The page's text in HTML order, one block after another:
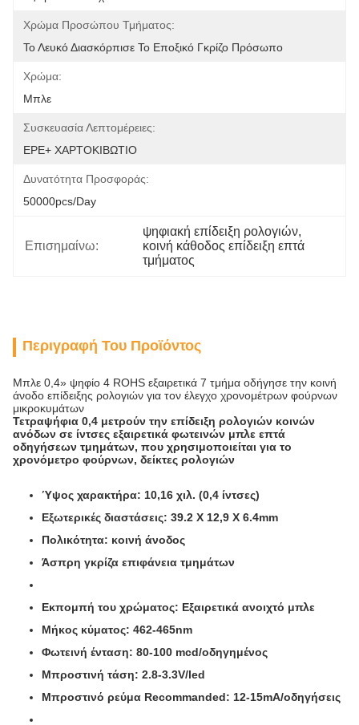
Χρώμα Προσώπου Τμήματος:
Το Λευκό Διασκόρπισε Το Εποξικό Γκρίζο Πρόσωπο
Χρώμα:
Μπλε
Συσκευασία Λεπτομέρειες:
EPE+ ΧΑΡΤΟΚΙΒΩΤΙΟ
Δυνατότητα Προσφοράς:
50000pcs/day
Επισημαίνω:
ψηφιακή επίδειξη ρολογιών,
κοινή κάθοδος επίδειξη επτά
τμήματος
Περιγραφή Του Προϊόντος
Μπλε 0,4» ψηφίο 4 ROHS εξαιρετικά 7 τμήμα οδήγησε την κοινή
άνοδο επίδειξης ρολογιών για τον έλεγχο χρονομέτρων φούρνων
μικροκυμάτων
Τετραψήφια 0,4 μετρούν την επίδειξη ρολογιών κοινών
ανόδων σε ίντσες εξαιρετικά φωτεινών μπλε επτά
οδηγήσεων τμημάτων, που χρησιμοποιείται για το
χρονόμετρο φούρνων, δείκτες ρολογιών
Ύψος χαρακτήρα: 10,16 χιλ. (0,4 ίντσες)
Εξωτερικές διαστάσεις: 39.2 X 12,9 X 6.4mm
Πολικότητα: κοινή άνοδος
Άσπρη γκρίζα επιφάνεια τμημάτων
Εκπομπή του χρώματος: Εξαιρετικά ανοιχτό μπλε
Μήκος κύματος: 462-465nm
Φωτεινή ένταση: 80-100 mcd/οδηγημένος
Μπροστινή τάση: 2.8-3.3V/led
Μπροστινό ρεύμα Recommanded: 12-15mA/οδηγήσεις